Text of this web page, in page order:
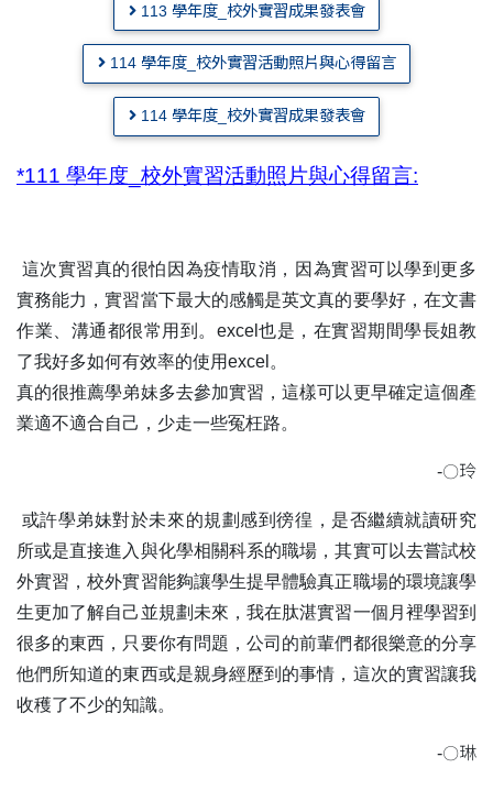
113 學年度_校外實習成果發表會
114 學年度_校外實習活動照片與心得留言
114 學年度_校外實習成果發表會
*111 學年度_校外實習活動照片與心得留言:
這次實習真的很怕因為疫情取消，因為實習可以學到更多
實務能力，實習當下最大的感觸是英文真的要學好，在文書
作業、溝通都很常用到。excel也是，在實習期間學長姐教
了我好多如何有效率的使用excel。
真的很推薦學弟妹多去參加實習，這樣可以更早確定這個產
業適不適合自己，少走一些冤枉路。
-〇玲
或許學弟妹對於未來的規劃感到徬徨，是否繼續就讀研究
所或是直接進入與化學相關科系的職場，其實可以去嘗試校
外實習，校外實習能夠讓學生提早體驗真正職場的環境讓學
生更加了解自己並規劃未來，我在肽湛實習一個月裡學習到
很多的東西，只要你有問題，公司的前輩們都很樂意的分享
他們所知道的東西或是親身經歷到的事情，這次的實習讓我
收穫了不少的知識。
-〇琳